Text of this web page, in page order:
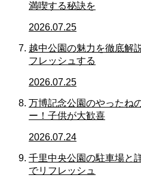
満喫する秘訣を
2026.07.25
越中公園の魅力を徹底解
フレッシュする
2026.07.25
万博記念公園のやったね
ー！子供が大歓喜
2026.07.24
千里中央公園の駐車場と
でリフレッシュ